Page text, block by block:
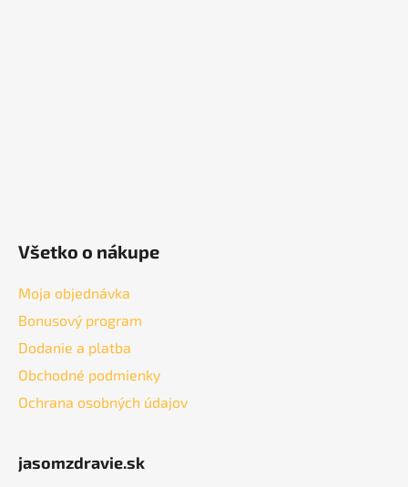
Všetko o nákupe
Moja objednávka
Bonusový program
Dodanie a platba
Obchodné podmienky
Ochrana osobných údajov
jasomzdravie.sk